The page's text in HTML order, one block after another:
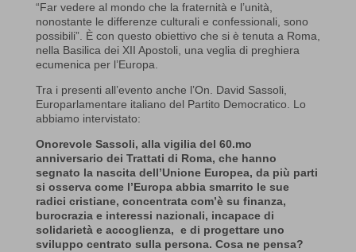
“Far vedere al mondo che la fraternità e l’unità,
nonostante le differenze culturali e confessionali, sono
possibili”. È con questo obiettivo che si è tenuta a Roma,
nella Basilica dei XII Apostoli, una veglia di preghiera
ecumenica per l’Europa.
Tra i presenti all’evento anche l’On. David Sassoli,
Europarlamentare italiano del Partito Democratico. Lo
abbiamo intervistato:
Onorevole Sassoli, alla vigilia del 60.mo
anniversario dei Trattati di Roma, che hanno
segnato la nascita dell’Unione Europea, da più parti
si osserva come l’Europa abbia smarrito le sue
radici cristiane, concentrata com’è su finanza,
burocrazia e interessi nazionali, incapace di
solidarietà e accoglienza, e di progettare uno
sviluppo centrato sulla persona. Cosa ne pensa?